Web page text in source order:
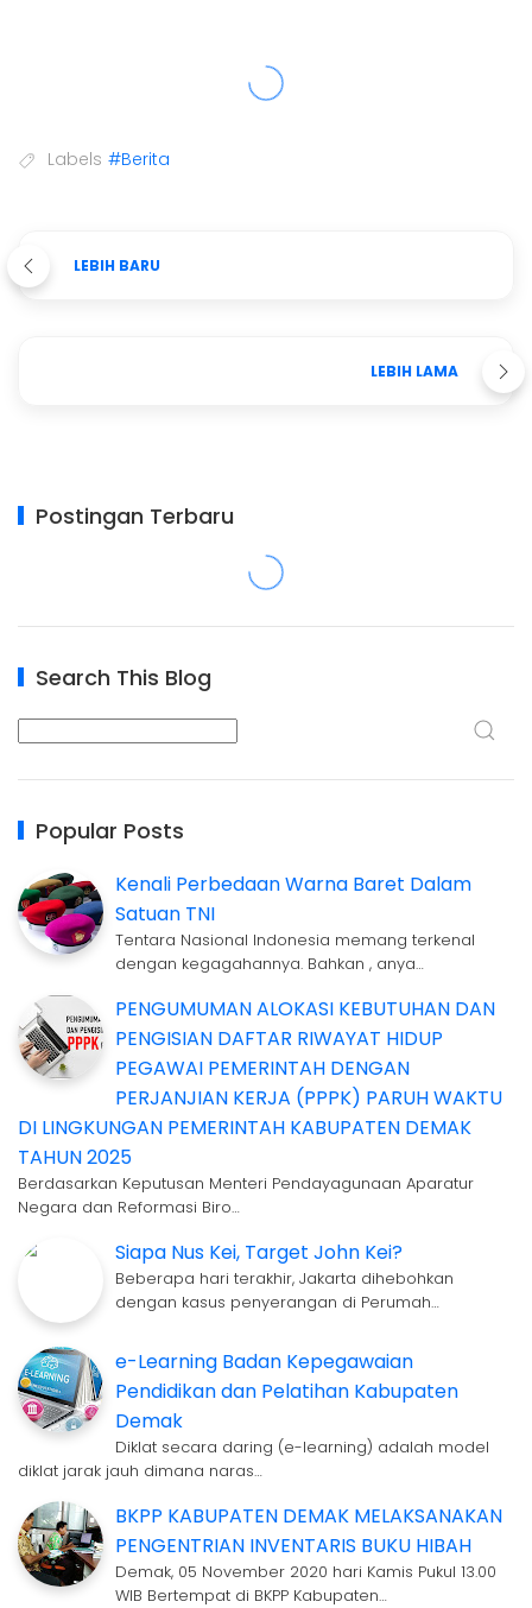
Labels #Berita
LEBIH BARU
LEBIH LAMA
Postingan Terbaru
Search This Blog
Popular Posts
Kenali Perbedaan Warna Baret Dalam
Satuan TNI
Tentara Nasional Indonesia memang terkenal
dengan kegagahannya. Bahkan , anya…
PENGUMUMAN ALOKASI KEBUTUHAN DAN
PENGISIAN DAFTAR RIWAYAT HIDUP
PEGAWAI PEMERINTAH DENGAN
PERJANJIAN KERJA (PPPK) PARUH WAKTU
DI LINGKUNGAN PEMERINTAH KABUPATEN DEMAK
TAHUN 2025
Berdasarkan Keputusan Menteri Pendayagunaan Aparatur
Negara dan Reformasi Biro…
Siapa Nus Kei, Target John Kei?
Beberapa hari terakhir, Jakarta dihebohkan
dengan kasus penyerangan di Perumah…
e-Learning Badan Kepegawaian
Pendidikan dan Pelatihan Kabupaten
Demak
Diklat secara daring (e-learning) adalah model
diklat jarak jauh dimana naras…
BKPP KABUPATEN DEMAK MELAKSANAKAN
PENGENTRIAN INVENTARIS BUKU HIBAH
Demak, 05 November 2020 hari Kamis Pukul 13.00
WIB Bertempat di BKPP Kabupaten…